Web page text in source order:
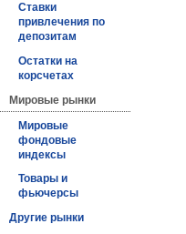
Ставки
привлечения по
депозитам
Остатки на
корсчетах
Мировые рынки
Мировые
фондовые
индексы
Товары и
фьючерсы
Другие рынки